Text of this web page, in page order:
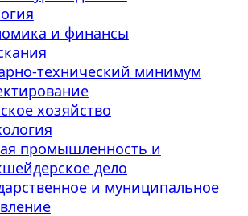
и финансы
технический минимум
хозяйство
промышленность и
дело
и муниципальное